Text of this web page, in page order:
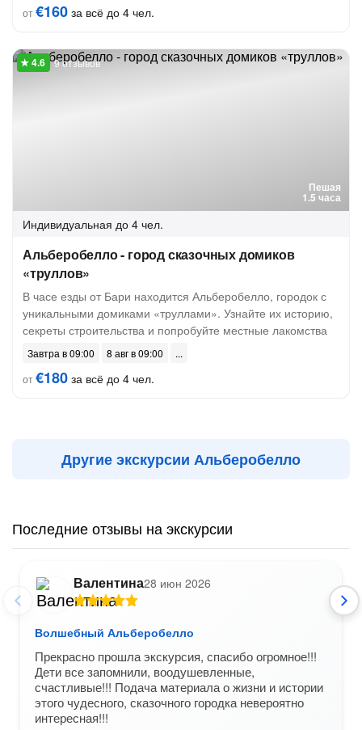
от€160 за всё до 4 чел.
Пешая
1.5 часа
9 отзывов
Индивидуальная до 4 чел.
Альберобелло - город сказочных домиков
«труллов»
В часе езды от Бари находится Альберобелло, городок с
уникальными домиками «труллами». Узнайте их историю,
секреты строительства и попробуйте местные лакомства
Завтра в 09:00
8 авг в 09:00
от€180 за всё до 4 чел.
Другие экскурсии Альберобелло
Последние отзывы на экскурсии
Валентина28 июн 2026
Волшебный Альберобелло
Прекрасно прошла экскурсия, спасибо огромное!!!
Дети все запомнили, воодушевленные,
счастливые!!! Подача материала о жизни и истории
этого чудесного, сказочного городка невероятно
интересная!!!